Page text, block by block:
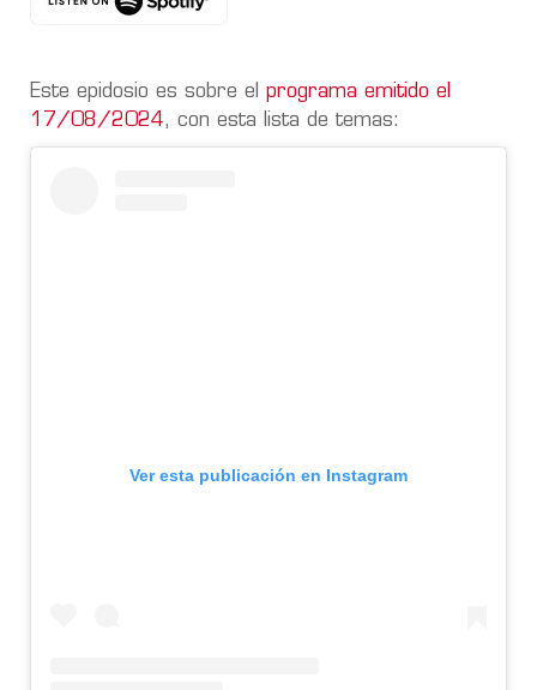
Este epidosio es sobre el programa emitido el
17/08/2024, con esta lista de temas:
Ver esta publicación en Instagram